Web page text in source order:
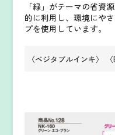
「緑」がテーマの省資
的に利用し、環境にや
プを使用しています。
〈ベジタブルインキ〉